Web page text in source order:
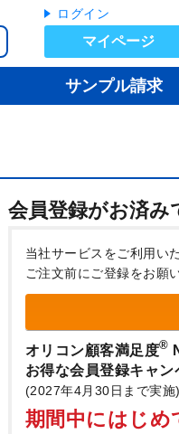
ログイン
マイページ
サンプル請求
会員登録がお済み
当社サービスをご利用い
ご注文前にご登録をお願
オリコン顧客満足度®
お得な会員登録キャン
(2027年4月30日まで実施)
期間中にはじめ